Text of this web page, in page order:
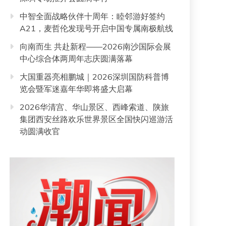
中智全面战略伙伴十周年：睦邻游好签约
A21，麦哲伦发现号开启中国专属南极航线
向南而生 共赴新程——2026南沙国际会展
中心综合体两周年志庆圆满落幕
大国重器亮相鹏城｜2026深圳国防科普博
览会暨军迷嘉年华即将盛大启幕
2026华清宫、华山景区、西峰索道、陕旅
集团西安丝路欢乐世界景区全国快闪巡游活
动圆满收官